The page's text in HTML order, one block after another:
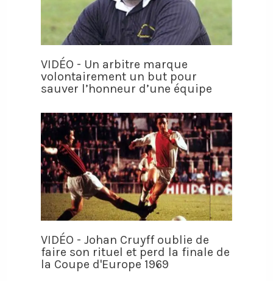
VIDÉO - Un arbitre marque
volontairement un but pour
sauver l’honneur d’une équipe
VIDÉO - Johan Cruyff oublie de
faire son rituel et perd la finale de
la Coupe d'Europe 1969